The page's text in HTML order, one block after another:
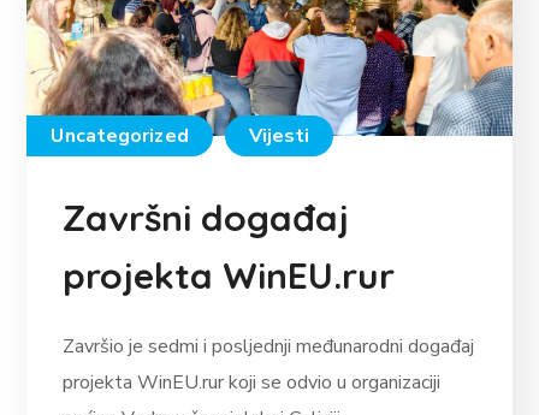
Uncategorized Vijesti
Završni događaj
projekta WinEU.rur
Završio je sedmi i posljednji međunarodni događaj
projekta WinEU.rur koji se odvio u organizaciji